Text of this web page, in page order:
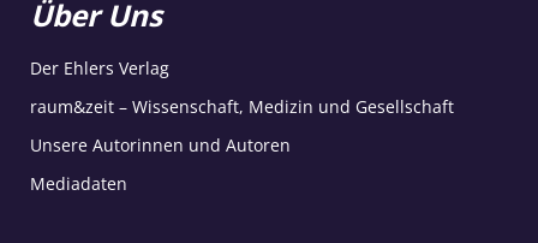
Über Uns
Der Ehlers Verlag
raum&zeit – Wissenschaft, Medizin und Gesellschaft
Unsere Autorinnen und Autoren
Mediadaten